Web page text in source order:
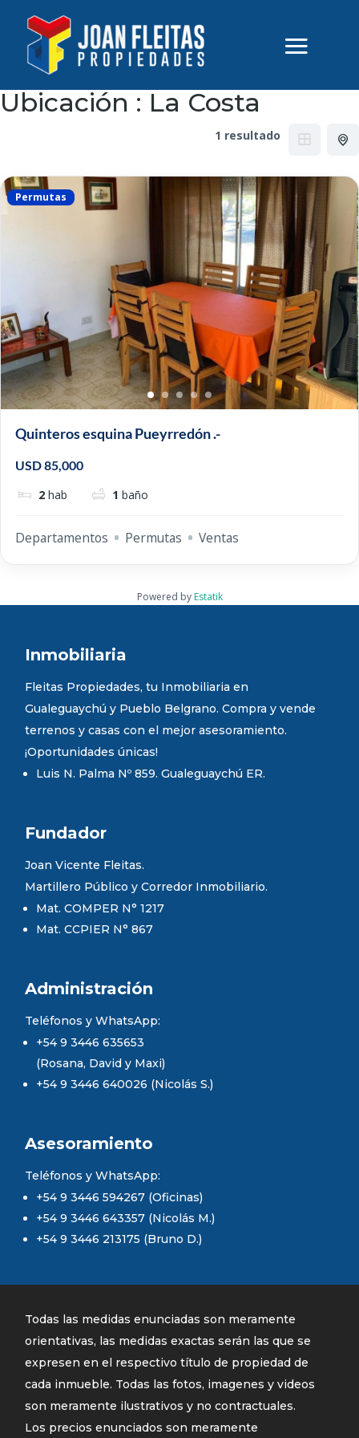
Ubicación : La Costa
1 resultado
Permutas
Quinteros esquina Pueyrredón .-
USD 85,000
2 hab 1 baño
Departamentos Permutas Ventas
Powered by Estatik
Inmobiliaria
Fleitas Propiedades, tu Inmobiliaria en
Gualeguaychú y Pueblo Belgrano. Compra y vende
terrenos y casas con el mejor asesoramiento.
¡Oportunidades únicas!
Luis N. Palma Nº 859. Gualeguaychú ER.
Fundador
Joan Vicente Fleitas.
Martillero Público y Corredor Inmobiliario.
Mat. COMPER N° 1217
Mat. CCPIER N° 867
Administración
Teléfonos y WhatsApp:
+54 9 3446 635653
(Rosana, David y Maxi)
+54 9 3446 640026 (Nicolás S.)
Asesoramiento
Teléfonos y WhatsApp:
+54 9 3446 594267 (Oficinas)
+54 9 3446 643357 (Nicolás M.)
+54 9 3446 213175 (Bruno D.)
Todas las medidas enunciadas son meramente
orientativas, las medidas exactas serán las que se
expresen en el respectivo título de propiedad de
cada inmueble. Todas las fotos, imagenes y videos
son meramente ilustrativos y no contractuales.
Los precios enunciados son meramente